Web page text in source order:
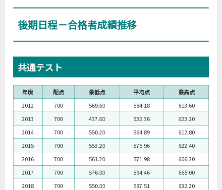
後期日程－合格者成績推移
共通テスト
年度 配点 最低点 平均点
最高点
2012
700 569.60 584.18
613.60
2013
700 437.60 532.36
623.20
2014
700 550.20 564.89
612.80
2015
700 553.20 575.96
622.40
2016
700 561.20 571.98
606.20
2017
700 576.00 594.46
665.00
2018
700 550.00 587.51
632.20